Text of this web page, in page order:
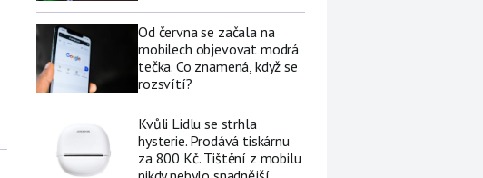
Od června se začala na
mobilech objevovat modrá
tečka. Co znamená, když se
rozsvítí?
Kvůli Lidlu se strhla
hysterie. Prodává tiskárnu
za 800 Kč. Tištění z mobilu